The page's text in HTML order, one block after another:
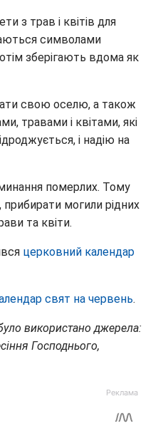
з трав і квітів для
символами
зберігають вдома як
свою оселю, а також
травами і квітами, які
і надію на
померлих. Тому
могили рідних
та квіти.
церковний календар
свят на червень.
використано джерела:
Господнього,